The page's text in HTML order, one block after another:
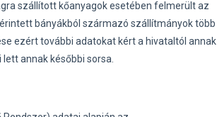
szállított kőanyagok esetében felmerült az
bányákból származó szállítmányok több
ezért további adatokat kért a hivataltól annak
annak későbbi sorsa.